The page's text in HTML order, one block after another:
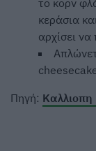
το κορν
κεράσια
αρχίσει
Πηγή: